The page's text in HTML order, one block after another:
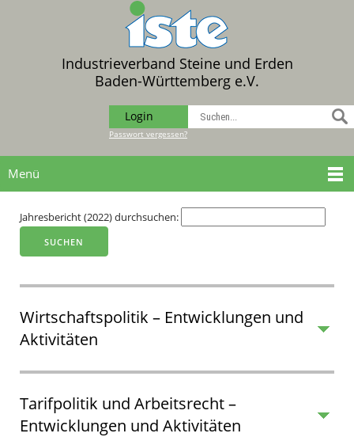
Industrieverband Steine und Erden
Baden-Württemberg e.V.
Login
Passwort vergessen?
Menü
Jahresbericht (2022) durchsuchen:
Wirtschaftspolitik – Entwicklungen und
Aktivitäten
Tarifpolitik und Arbeitsrecht –
Entwicklungen und Aktivitäten